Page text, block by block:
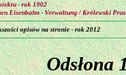
- rok 1902
Eisenbahn - Verwaltung / Królewski
opisów na stronie - rok 2012
Odsłona